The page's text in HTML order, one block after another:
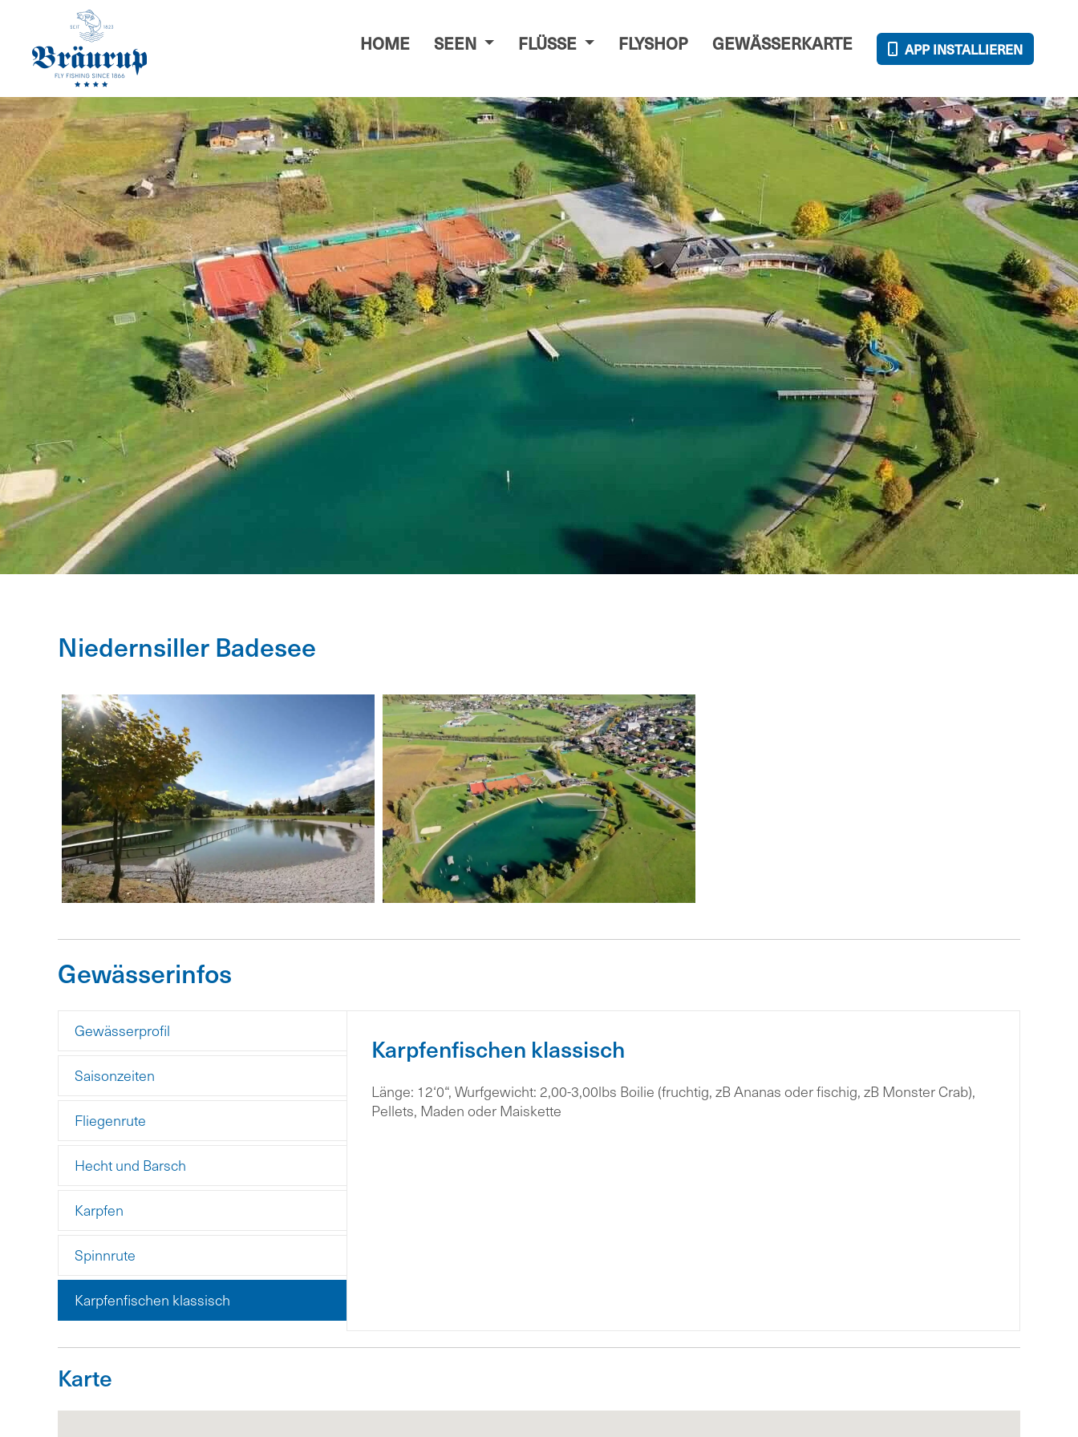
HOME SEEN FLÜSSE FLYSHOP GEWÄSSERKARTE APP INSTALLIEREN
Niedernsiller Badesee
Gewässerinfos
Gewässerprofil
Saisonzeiten
Fliegenrute
Hecht und Barsch
Karpfen
Spinnrute
Karpfenfischen klassisch
Karpfenfischen klassisch
Länge: 12‘0“, Wurfgewicht: 2,00-3,00lbs Boilie (fruchtig, zB Ananas oder fischig, zB Monster Crab),
Pellets, Maden oder Maiskette
Karte